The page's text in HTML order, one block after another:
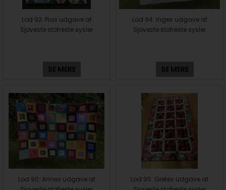
Lod 92: Pias udgave af
Sjoveste stofreste sysler
SE MERE
Lod 94: Inges udgave af
Sjoveste stofreste sysler
SE MERE
Lod 90: Annes udgave af
Lod 95: Gretes udgave af